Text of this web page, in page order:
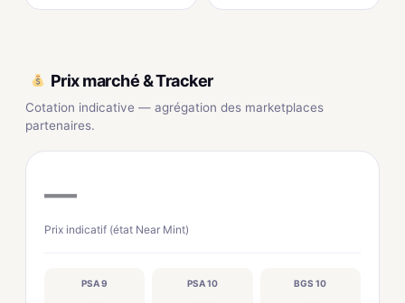
Prix marché & Tracker
Cotation indicative — agrégation des marketplaces
partenaires.
—
Prix indicatif (état Near Mint)
PSA 9 PSA 10 BGS 10